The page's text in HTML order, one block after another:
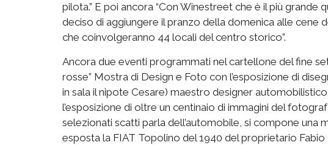
pilota.” E poi ancora “Con Winestreet che è il più grande
deciso di aggiungere il pranzo della domenica alle cene
che coinvolgeranno 44 locali del centro storico”.
Ancora due eventi programmati nel cartellone del fine
rosse” Mostra di Design e Foto con l’esposizione di
in sala il nipote Cesare) maestro designer automobilistico
l’esposizione di oltre un centinaio di immagini del
selezionati scatti parla dell’automobile, si compone una
esposta la FIAT Topolino del 1940 del proprietario Fabio